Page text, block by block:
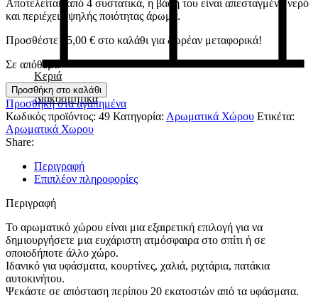
Κεριά
Αρωματικά
Διακοσμητικά
Αποτελείται από 4 συστατικά, η βάση του είναι απεσταγμένο νερό
και περιέχει υψηλής ποιότητας άρωμα.
Προσθέστε
45,00 € στο καλάθι για δωρέαν μεταφορικά!
Σε απόθεμα
Black
Vanilla
Fresh
250ml
ποσότητα
Προσθήκη στο καλάθι
Προσθήκη στα αγαπημένα
Κωδικός προϊόντος: 49 Κατηγορία: Αρωματικά Χώρου Ετικέτα:
Αρωματικά Χωρου
Share:
Περιγραφή
Επιπλέον πληροφορίες
Περιγραφή
Το αρωματικό χώρου είναι μια εξαιρετική επιλογή για να
δημιουργήσετε μια ευχάριστη ατμόσφαιρα στο σπίτι ή σε
οποιοδήποτε άλλο χώρο.
Ιδανικό για υφάσματα, κουρτίνες, χαλιά, ριχτάρια, πατάκια
αυτοκινήτου.
Ψεκάστε σε απόσταση περίπου 20 εκατοστών από τα υφάσματα.